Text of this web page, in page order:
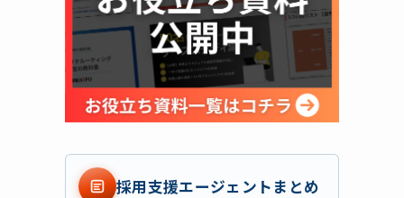
採用支援エージェントまとめ